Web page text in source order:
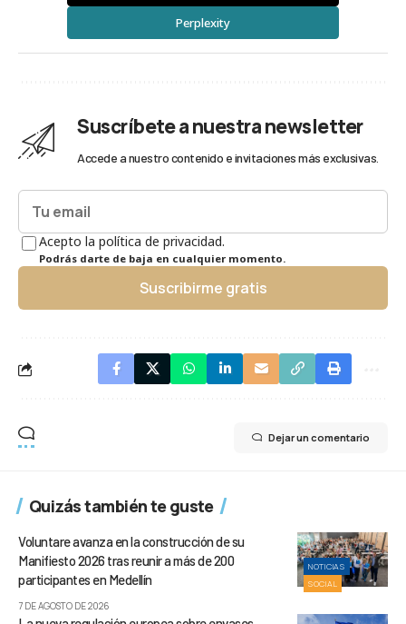
Perplexity
Suscríbete a nuestra newsletter
Accede a nuestro contenido e invitaciones más exclusivas.
Acepto la política de privacidad.
Podrás darte de baja en cualquier momento.
Suscribirme gratis
Dejar un comentario
Quizás también te guste
NOTICIAS
SOCIAL
Voluntare avanza en la construcción de su
Manifiesto 2026 tras reunir a más de 200
participantes en Medellín
7 DE AGOSTO DE 2026